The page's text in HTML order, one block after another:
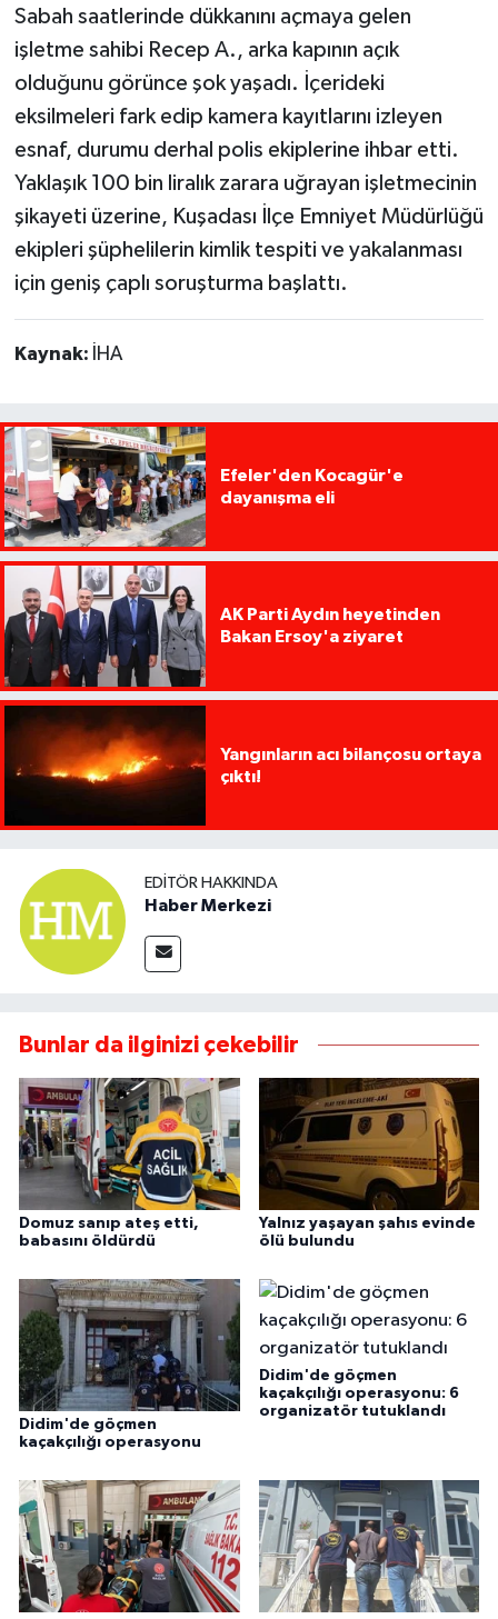
Sabah saatlerinde dükkanını açmaya gelen
işletme sahibi Recep A., arka kapının açık
olduğunu görünce şok yaşadı. İçerideki
eksilmeleri fark edip kamera kayıtlarını izleyen
esnaf, durumu derhal polis ekiplerine ihbar etti.
Yaklaşık 100 bin liralık zarara uğrayan işletmecinin
şikayeti üzerine, Kuşadası İlçe Emniyet Müdürlüğü
ekipleri şüphelilerin kimlik tespiti ve yakalanması
için geniş çaplı soruşturma başlattı.
Kaynak: İHA
Efeler'den Kocagür'e
dayanışma eli
AK Parti Aydın heyetinden
Bakan Ersoy'a ziyaret
Yangınların acı bilançosu ortaya
çıktı!
EDITÖR HAKKINDA
Haber Merkezi
Bunlar da ilginizi çekebilir
Domuz sanıp ateş etti,
babasını öldürdü
Yalnız yaşayan şahıs evinde
ölü bulundu
Didim'de göçmen
kaçakçılığı operasyonu
Didim'de göçmen
kaçakçılığı operasyonu: 6
organizatör tutuklandı